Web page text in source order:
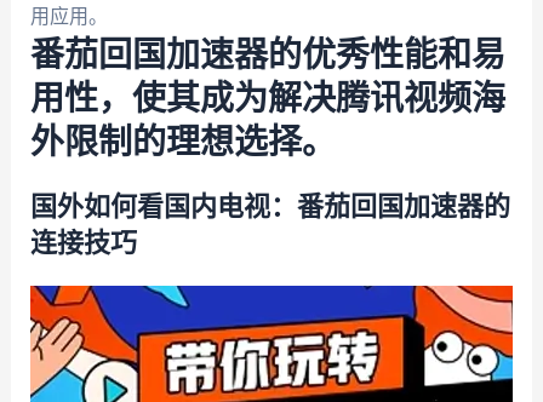
用应用。
番茄回国加速器的优秀性能和易
用性，使其成为解决腾讯视频海
外限制的理想选择。
国外如何看国内电视：番茄回国加速器的
连接技巧